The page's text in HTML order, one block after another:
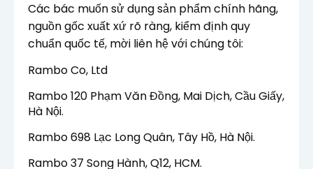
Các bác muốn sử dụng sản phẩm chính hãng,
nguồn gốc xuất xứ rõ ràng, kiểm định quy
chuẩn quốc tế, mời liên hệ với chúng tôi:
Rambo Co, Ltd
Rambo 120 Phạm Văn Đồng, Mai Dịch, Cầu Giấy,
Hà Nội.
Rambo 698 Lạc Long Quân, Tây Hồ, Hà Nội.
Rambo 37 Song Hành, Q12, HCM.